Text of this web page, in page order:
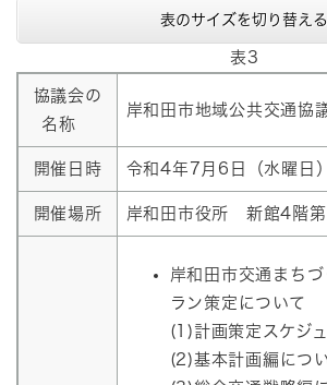
表のサイズを切り替える
表3
協議会の
名称
岸和田市地域公共交通
開催日時 令和4年7月6日（水曜日）
開催場所 岸和田市役所 新館4階
岸和田市交通まち
ラン策定について
(1)計画策定スケジ
(2)基本計画編につ